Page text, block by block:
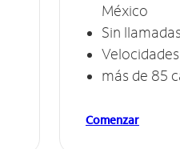
México
Sin
más de 85
Comenzar